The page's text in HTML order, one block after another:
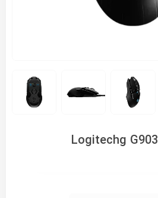
موس لاجیتک مدل Logitechg G903